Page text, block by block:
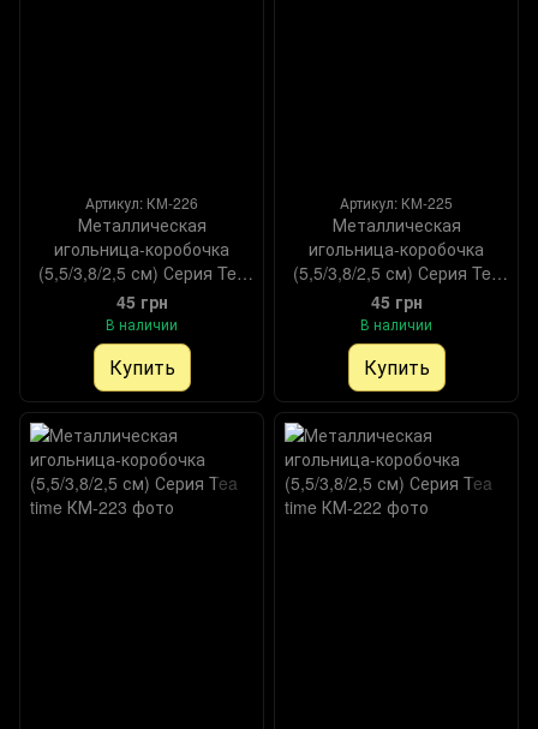
Артикул: КМ-226
Металлическая
игольница-коробочка
(5,5/3,8/2,5 см) Серия Tea
time
45 грн
В наличии
Купить
Артикул: КМ-225
Металлическая
игольница-коробочка
(5,5/3,8/2,5 см) Серия Tea
time
45 грн
В наличии
Купить